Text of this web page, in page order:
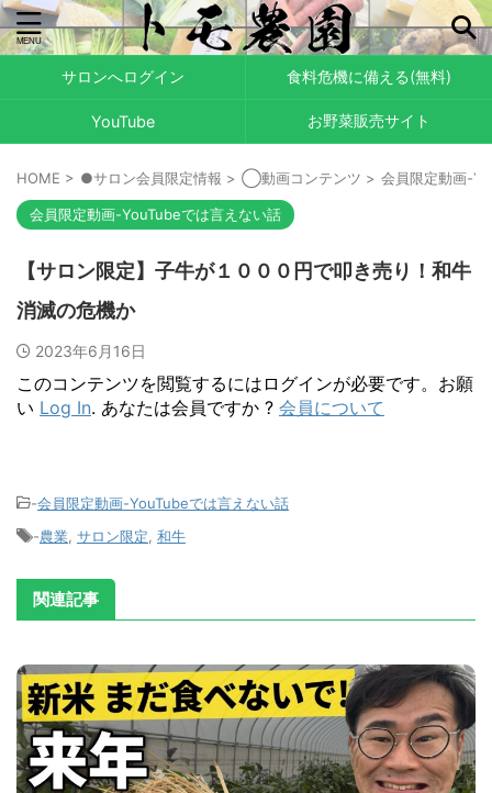
サロンへログイン 食料危機に備える(無料)
YouTube お野菜販売サイト
HOME > ●サロン会員限定情報 > ◯動画コンテンツ > 会員限定動画-
会員限定動画-YouTubeでは言えない話
【サロン限定】子牛が１０００円で叩き売り！和牛
消滅の危機か
2023年6月16日
このコンテンツを閲覧するにはログインが必要です。お願
い Log In. あなたは会員ですか ? 会員について
-会員限定動画-YouTubeでは言えない話
-農業 サロン限定 和牛
関連記事